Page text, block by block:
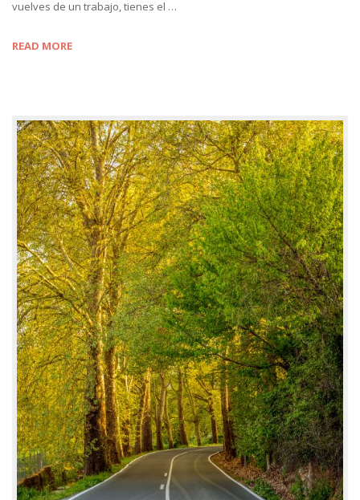
vuelves de un trabajo, tienes el …
READ MORE